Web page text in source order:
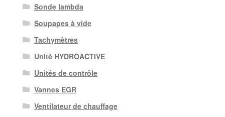
Sonde lambda
Soupapes à vide
Tachymètres
Unité HYDROACTIVE
Unités de contrôle
Vannes EGR
Ventilateur de chauffage